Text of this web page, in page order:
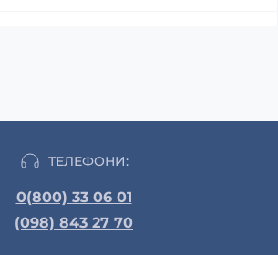
ТЕЛЕФОНИ:
0(800) 33 06 01
(098) 843 27 70